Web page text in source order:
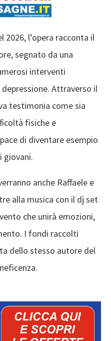
2026, l’opera racconta il
segnato da una
interventi
Attraverso il
testimonia come sia
fisiche e
di diventare esempio
giovani.
anche Raffaele e
alla musica con il dj set
che unirà emozioni,
I fondi raccolti
dello stesso autore del